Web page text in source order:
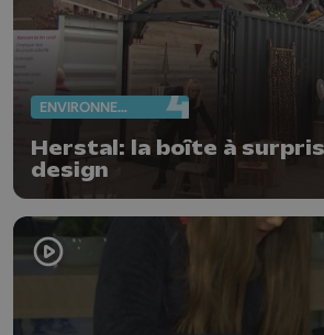
ENVIRONNEMENT
Herstal: la boîte à
design